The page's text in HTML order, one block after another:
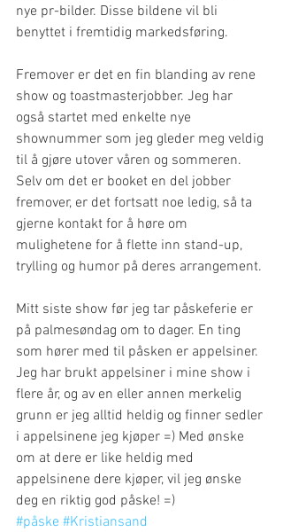
nye pr-bilder. Disse bildene vil bli
benyttet i fremtidig markedsføring.
Fremover er det en fin blanding av rene
show og toastmasterjobber. Jeg har
også startet med enkelte nye
shownummer som jeg gleder meg veldig
til å gjøre utover våren og sommeren.
Selv om det er booket en del jobber
fremover, er det fortsatt noe ledig, så ta
gjerne kontakt for å høre om
mulighetene for å flette inn stand-up,
trylling og humor på deres arrangement.
Mitt siste show før jeg tar påskeferie er
på palmesøndag om to dager. En ting
som hører med til påsken er appelsiner.
Jeg har brukt appelsiner i mine show i
flere år, og av en eller annen merkelig
grunn er jeg alltid heldig og finner sedler
i appelsinene jeg kjøper =) Med ønske
om at dere er like heldig med
appelsinene dere kjøper, vil jeg ønske
deg en riktig god påske! =)
#påske #Kristiansand